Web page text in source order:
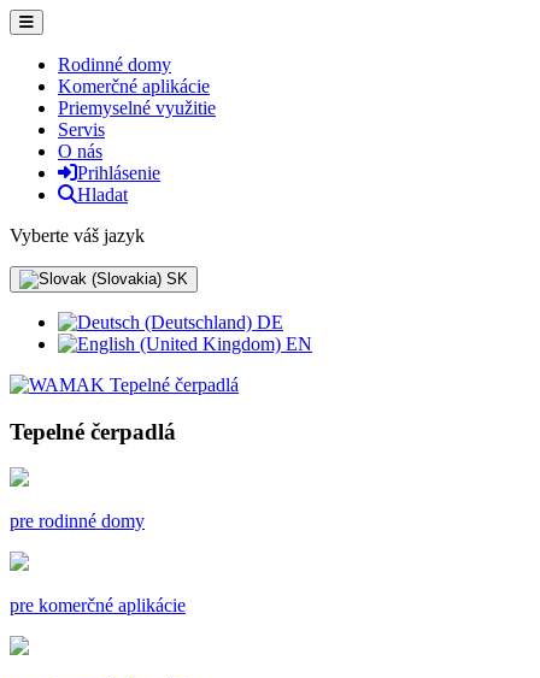
Rodinné domy
Komerčné aplikácie
Priemyselné využitie
Servis
O nás
Prihlásenie
Hladat
Vyberte váš jazyk
SK
DE
EN
Tepelné čerpadlá
pre rodinné domy
pre komerčné aplikácie